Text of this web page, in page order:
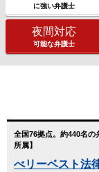
に強い弁護士
夜間対応
可能な弁護士
全国76拠点。約440名の
所属】
べリーベスト法